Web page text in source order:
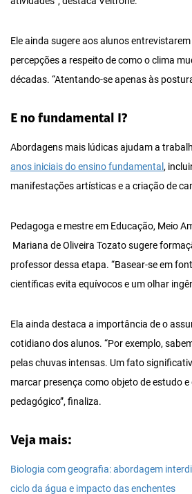
Ele ainda sugere aos alunos
percepções a respeito de como o clima
décadas. “Atentando-se apenas às
E no fundamental I?
Abordagens mais lúdicas ajudam a
anos iniciais do ensino fundamental ,
manifestações artísticas e a criação de
Pedagoga e mestre em Educação, Meio
Mariana de Oliveira Tozato sugere
professor dessa etapa. “Basear-se em
científicas evita equívocos e um olhar
Ela ainda destaca a importância de o
cotidiano dos alunos. “Por exemplo,
pelas chuvas intensas. Um fato
marcar presença como objeto de estudo
pedagógico”, finaliza.
Veja mais:
Biologia com geografia: abordagem
ciclo da água e impacto das enchentes